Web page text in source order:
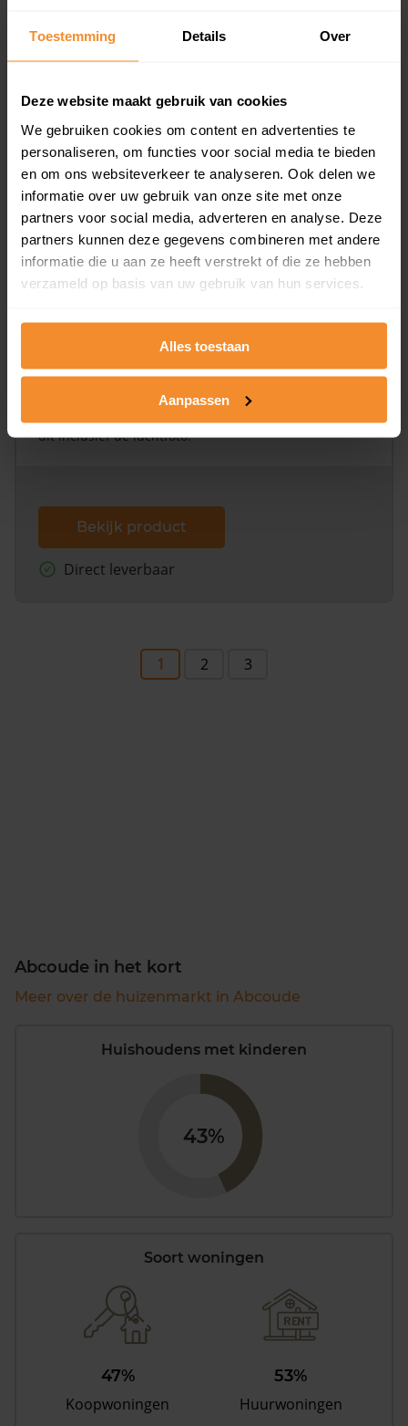
Toestemming Details Over
Deze website maakt gebruik van cookies
We gebruiken cookies om content en advertenties te
personaliseren, om functies voor social media te bieden
en om ons websiteverkeer te analyseren. Ook delen we
informatie over uw gebruik van onze site met onze
partners voor social media, adverteren en analyse. Deze
partners kunnen deze gegevens combineren met andere
informatie die u aan ze heeft verstrekt of die ze hebben
verzameld op basis van uw gebruik van hun services.
Alles toestaan
Aanpassen
Inclusief 1 jaar gratis updates
inclusief een jaar lang gratis updates van nieuwe
koopsommen.
Bekijk product
Direct leverbaar
Kadastrale kaart pakket
Alleen globale ligging perceel
Een uitgebreid overzicht van het perceel en
omliggende percelen met de kadastrale erfgrenzen,
dit inclusief de luchtfoto!
Bekijk product
Direct leverbaar
1 2 3
Abcoude in het kort
Meer over de huizenmarkt in Abcoude
Huishoudens met kinderen
43%
Soort woningen
47%
Koopwoningen
53%
Huurwoningen